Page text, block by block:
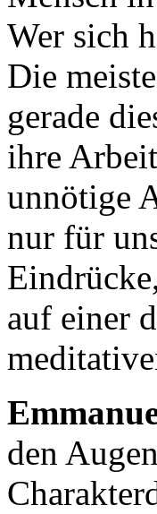
Wer sich
Die
gerade
ihre
unnötige
nur für
auf einer
den